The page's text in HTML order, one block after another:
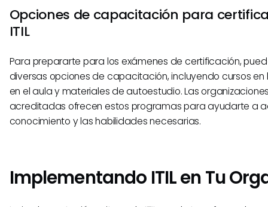
Opciones de capacitación para
ITIL
Para prepararte para los exámenes de certificación,
diversas opciones de capacitación, incluyendo cursos
en el aula y materiales de autoestudio. Las
acreditadas ofrecen estos programas para ayudarte a
conocimiento y las habilidades necesarias.
Implementando ITIL en Tu